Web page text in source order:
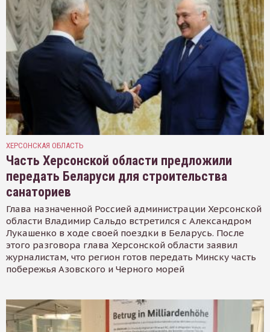
ХЕРСОНСКАЯ ОБЛАСТЬ
Часть Херсонской области предложили
передать Беларуси для строительства
санаториев
Глава назначенной Россией администрации Херсонской
области Владимир Сальдо встретился с Александром
Лукашенко в ходе своей поездки в Беларусь. После
этого разговора глава Херсонской области заявил
журналистам, что регион готов передать Минску часть
побережья Азовского и Черного морей